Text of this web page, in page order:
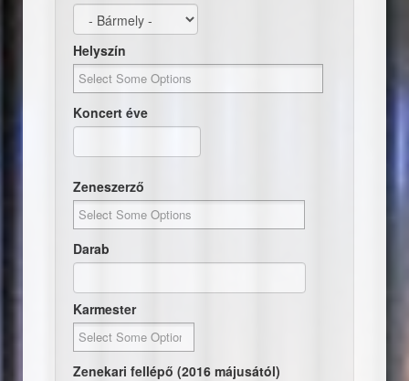
Helyszín
Koncert éve
Zeneszerző
Darab
Karmester
Zenekari fellépő (2016 májusától)